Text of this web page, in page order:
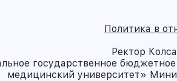
Политика в
Ректор
государственное
медицинский университет»